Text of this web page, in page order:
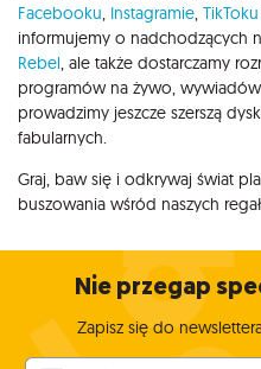
Facebooku, Instagramie, TikToku
informujemy o nadchodzących
Rebel, ale także dostarczamy
programów na żywo,
prowadzimy jeszcze szerszą
fabularnych.
Graj, baw się i odkrywaj świat
buszowania wśród naszych
Nie przegap
Zapisz się do